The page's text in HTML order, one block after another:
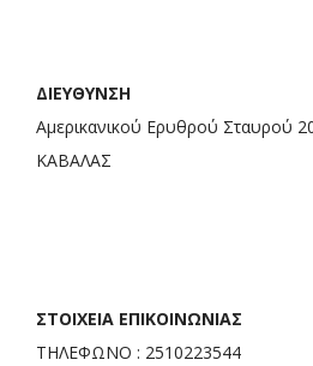
ΔΙΕΥΘΥΝΣΗ
Αμερικανικού Ερυθρού Σταυρού
ΚΑΒΑΛΑΣ
ΣΤΟΙΧΕΙΑ ΕΠΙΚΟΙΝΩΝΙΑΣ
ΤΗΛΕΦΩΝΟ : 2510223544